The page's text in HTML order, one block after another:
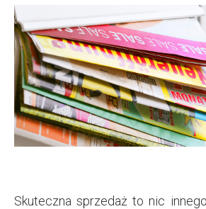
Skuteczna sprzedaż to nic